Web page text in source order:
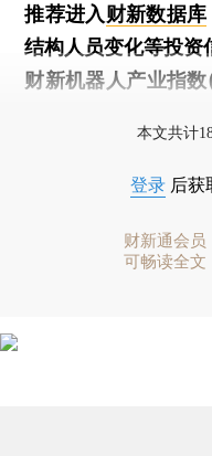
推荐进入财新数据库
结构人员变化等投资
财新机器人产业指数
本文共计
登录 后获
财新通会员
可畅读全文